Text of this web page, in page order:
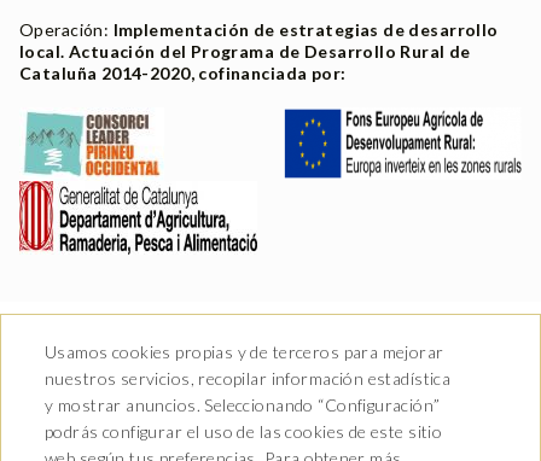
Operación: Implementación de estrategias de desarrollo
local. Actuación del Programa de Desarrollo Rural de
Cataluña 2014-2020, cofinanciada por:
Av. Castiero 7 - 25530 Vielha,
Usamos cookies propias y de terceros para mejorar
nuestros servicios, recopilar información estadística
y mostrar anuncios. Seleccionando “Configuración”
podrás configurar el uso de las cookies de este sitio